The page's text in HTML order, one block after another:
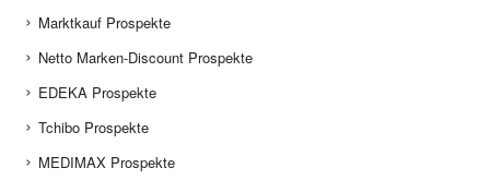
Marktkauf Prospekte
Netto Marken-Discount Prospekte
EDEKA Prospekte
Tchibo Prospekte
MEDIMAX Prospekte